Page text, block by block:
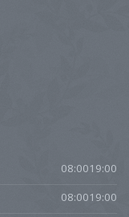
08:0019:00
08:0019:00